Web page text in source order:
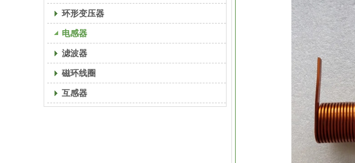
环形变压器
电感器
滤波器
磁环线圈
互感器